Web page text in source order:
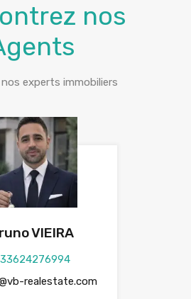
nos
experts immobiliers
VIEIRA
realestate.com